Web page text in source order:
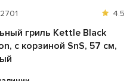
4.5
гриль Kettle Black
с корзиной SnS, 57 см,